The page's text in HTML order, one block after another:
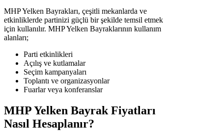
MHP Yelken Bayrakları, çeşitli mekanlarda ve
etkinliklerde partinizi güçlü bir şekilde temsil etmek
için kullanılır. MHP Yelken Bayraklarının kullanım
alanları;
Parti etkinlikleri
Açılış ve kutlamalar
Seçim kampanyaları
Toplantı ve organizasyonlar
Fuarlar veya konferanslar
MHP Yelken Bayrak Fiyatları
Nasıl Hesaplanır?